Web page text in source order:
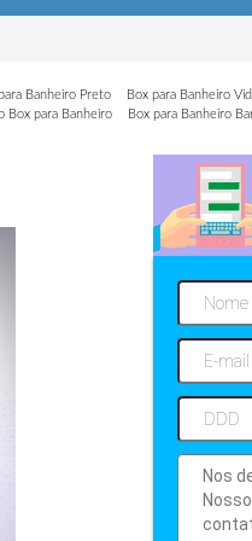
Banheiro Preto Box para Banheiro
Box para Banheiro
Box para Banheiro